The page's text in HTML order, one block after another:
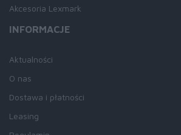
Akcesoria Lexmark
INFORMACJE
Aktualności
O nas
Dostawa i płatności
Leasing